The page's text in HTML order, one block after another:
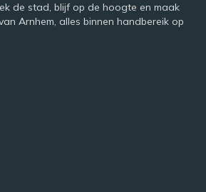
de stad, blijf op de hoogte en maak
Arnhem, alles binnen handbereik op